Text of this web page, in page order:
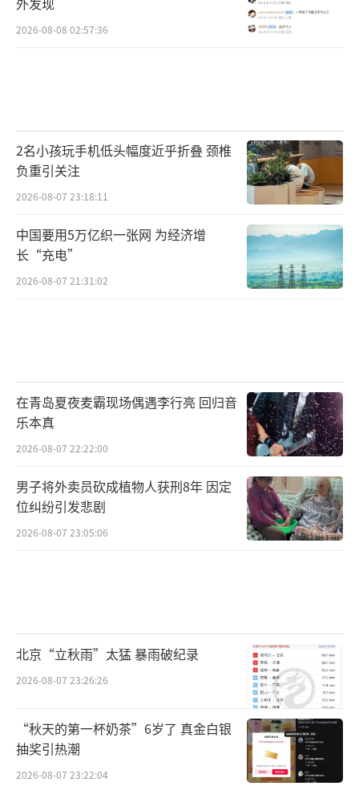
2026-08-08 02:57:36
2名小孩玩手机低头幅度近乎折叠 颈椎
负重引关注
2026-08-07 23:18:11
中国要用5万亿织一张网 为经济增
长“充电”
2026-08-07 21:31:02
在青岛夏夜麦霸现场偶遇李行亮 回归音
乐本真
2026-08-07 22:22:00
男子将外卖员砍成植物人获刑8年 因定
位纠纷引发悲剧
2026-08-07 23:05:06
北京“立秋雨”太猛 暴雨破纪录
2026-08-07 23:26:26
“秋天的第一杯奶茶”6岁了 真金白银
抽奖引热潮
2026-08-07 23:22:04